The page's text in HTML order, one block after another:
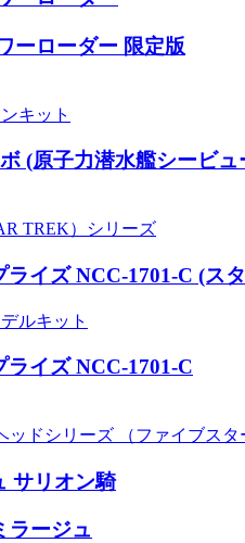
ーローダー 限定版
キット
(原子力潜水艦シービュ
TREK）シリーズ
ライズ NCC-1701-C (ス
ルキット
ライズ NCC-1701-C
ッドシリーズ （ファイブスタ
サリオン騎
ラージュ